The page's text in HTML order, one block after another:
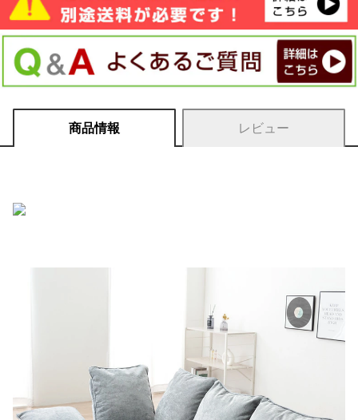
商品情報 レビュー